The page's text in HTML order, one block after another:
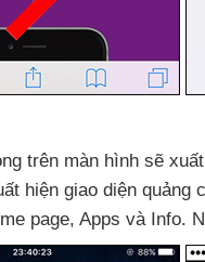
trên màn hình sẽ
hiện giao diện quảng
page, Apps và Info.